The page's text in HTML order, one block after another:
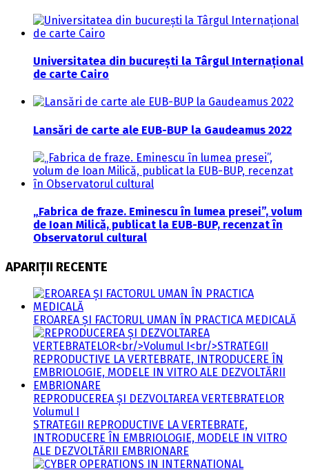
Universitatea din bucurești la Târgul Internațional
de carte Cairo
Lansări de carte ale EUB-BUP la Gaudeamus 2022
„Fabrica de fraze. Eminescu în lumea presei”, volum
de Ioan Milică, publicat la EUB-BUP, recenzat în
Observatorul cultural
APARIȚII RECENTE
EROAREA ȘI FACTORUL UMAN ÎN PRACTICA MEDICALĂ
REPRODUCEREA ȘI DEZVOLTAREA VERTEBRATELOR
Volumul I
STRATEGII REPRODUCTIVE LA VERTEBRATE,
INTRODUCERE ÎN EMBRIOLOGIE, MODELE IN VITRO
ALE DEZVOLTĂRII EMBRIONARE